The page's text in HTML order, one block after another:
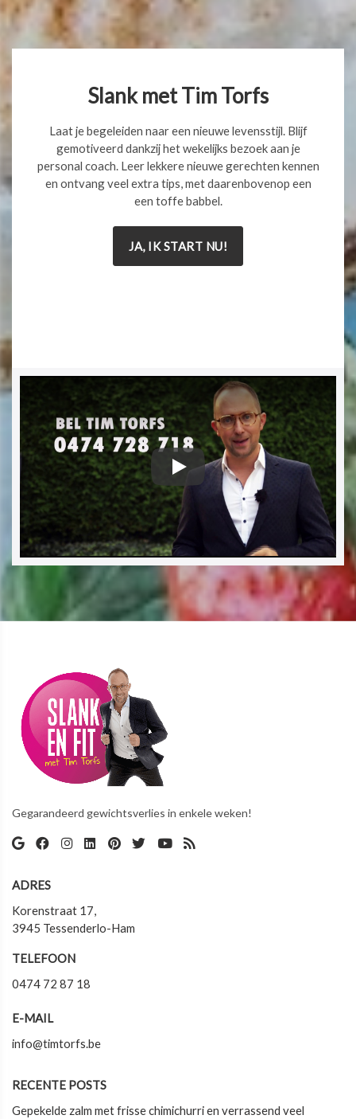
Slank met Tim Torfs
Laat je begeleiden naar een nieuwe levensstijl. Blijf
gemotiveerd dankzij het wekelijks bezoek aan je
personal coach. Leer lekkere nieuwe gerechten kennen
en ontvang veel extra tips, met daarenbovenop een
een toffe babbel.
JA, IK START NU!
Gegarandeerd gewichtsverlies in enkele weken!
ADRES
Korenstraat 17,
3945 Tessenderlo-Ham
TELEFOON
0474 72 87 18
E-MAIL
info@timtorfs.be
RECENTE POSTS
Gepekelde zalm met frisse chimichurri en verrassend veel